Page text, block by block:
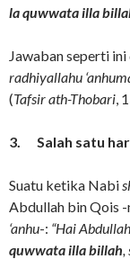
la quwwata illa
Jawaban seperti
radhiyallahu
(Tafsir ath-Thobari,
3. Salah satu
Suatu ketika Nabi
Abdullah bin Qois -
‘anhu-: “Hai
quwwata illa billah,